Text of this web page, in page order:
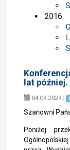
2016
lat
04.04.2024 |
Szanowni
Poniżej